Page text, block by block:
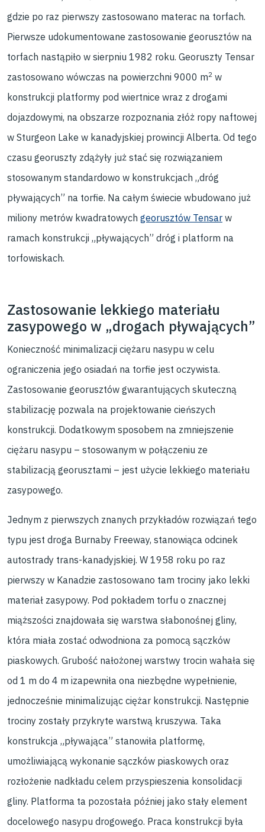
gdzie po raz pierwszy zastosowano materac na torfach.
Pierwsze udokumentowane zastosowanie georusztów na
torfach nastąpiło w sierpniu 1982 roku. Georuszty Tensar
zastosowano wówczas na powierzchni 9000 m2 w
konstrukcji platformy pod wiertnice wraz z drogami
dojazdowymi, na obszarze rozpoznania złóż ropy naftowej
w Sturgeon Lake w kanadyjskiej prowincji Alberta. Od tego
czasu georuszty zdążyły już stać się rozwiązaniem
stosowanym standardowo w konstrukcjach „dróg
pływających” na torfie. Na całym świecie wbudowano już
miliony metrów kwadratowych georusztów Tensar w
ramach konstrukcji „pływających” dróg i platform na
torfowiskach.
Zastosowanie lekkiego materiału
zasypowego w „drogach pływających”
Konieczność minimalizacji ciężaru nasypu w celu
ograniczenia jego osiadań na torfie jest oczywista.
Zastosowanie georusztów gwarantujących skuteczną
stabilizację pozwala na projektowanie cieńszych
konstrukcji. Dodatkowym sposobem na zmniejszenie
ciężaru nasypu – stosowanym w połączeniu ze
stabilizacją georusztami – jest użycie lekkiego materiału
zasypowego.
Jednym z pierwszych znanych przykładów rozwiązań tego
typu jest droga Burnaby Freeway, stanowiąca odcinek
autostrady trans-kanadyjskiej. W 1958 roku po raz
pierwszy w Kanadzie zastosowano tam trociny jako lekki
materiał zasypowy. Pod pokładem torfu o znacznej
miąższości znajdowała się warstwa słabonośnej gliny,
która miała zostać odwodniona za pomocą sączków
piaskowych. Grubość nałożonej warstwy trocin wahała się
od 1 m do 4 m izapewniła ona niezbędne wypełnienie,
jednocześnie minimalizując ciężar konstrukcji. Następnie
trociny zostały przykryte warstwą kruszywa. Taka
konstrukcja „pływająca” stanowiła platformę,
umożliwiającą wykonanie sączków piaskowych oraz
rozłożenie nadkładu celem przyspieszenia konsolidacji
gliny. Platforma ta pozostała później jako stały element
docelowego nasypu drogowego. Praca konstrukcji była